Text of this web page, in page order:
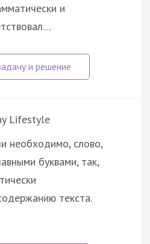
и
Lifestyle
необходимо, слово,
буквами, так,
текста.